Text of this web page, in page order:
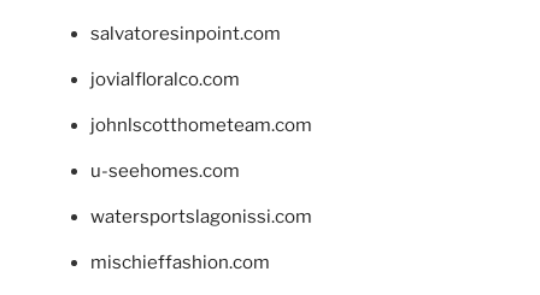
salvatoresinpoint.com
jovialfloralco.com
johnlscotthometeam.com
u-seehomes.com
watersportslagonissi.com
mischieffashion.com